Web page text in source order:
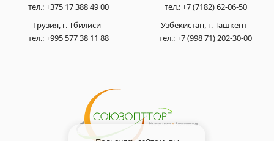
тел.:+375 17 388 49 00
Грузия, г. Тбилиси
тел.:+995 577 38 11 88
тел.:+7 (7182) 62-06-50
Узбекистан, г. Ташкент
тел.:+7 (998 71) 202-30-00